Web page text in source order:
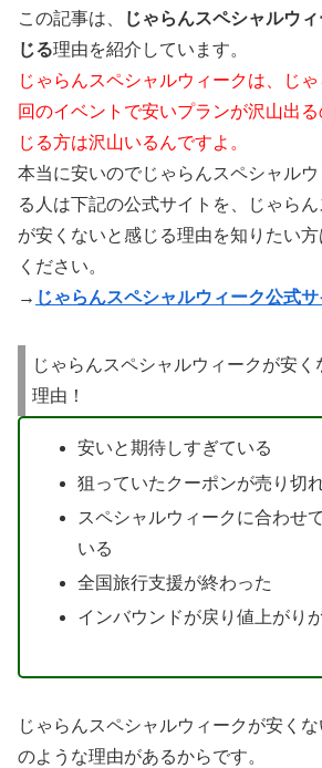
この記事は、
じゃらんスペシャルウ
じる理由を紹介しています。
じゃらんスペシャルウィークは、じ
回のイベントで安いプランが沢山出
じる方は沢山いるんですよ。
本当に安いのでじゃらんスペシャル
る人は下記の公式サイトを、じゃら
が安くないと感じる理由を知りたい
ください。
→ じゃらんスペシャルウィーク公式サ
じゃらんスペシャルウィークが安
理由！
安いと期待しすぎている
狙っていたクーポンが売り切
スペシャルウィークに合わせ
いる
全国旅行支援が終わった
インバウンドが戻り値上がり
じゃらんスペシャルウィークが安く
のような理由があるからです。